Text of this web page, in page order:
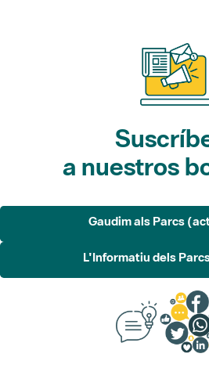
a nuestros
Gaudim als Parcs
L'Informatiu dels